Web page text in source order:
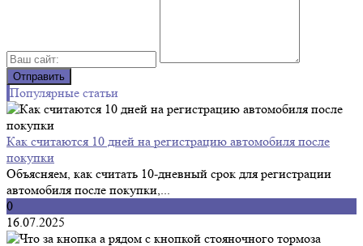
Популярные статьи
Как считаются 10 дней на регистрацию автомобиля после
покупки
Объясняем, как считать 10-дневный срок для регистрации
автомобиля после покупки,...
0
16.07.2025